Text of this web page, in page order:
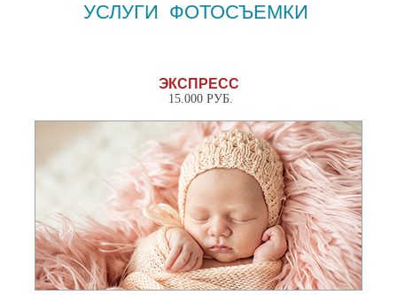
Подарочный сертификат
Отзывы
Блог
Контакты
УСЛУГИ ФОТОСЪЕМКИ
ЭКСПРЕСС
15.000 РУБ.